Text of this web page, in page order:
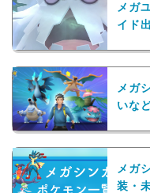
メガ
イド
メガ
いな
メガ
装・